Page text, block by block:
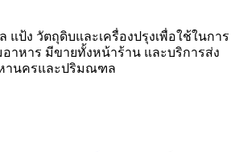
แป้ง วัตถุดิบและเครื่องปรุงเพื่อใช้ในการ
าหาร มีขายทั้งหน้าร้าน และบริการส่ง
านครและปริมณฑล